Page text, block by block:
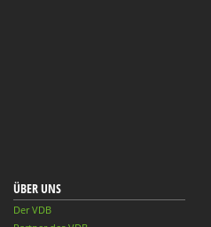
ÜBER UNS
Der VDB